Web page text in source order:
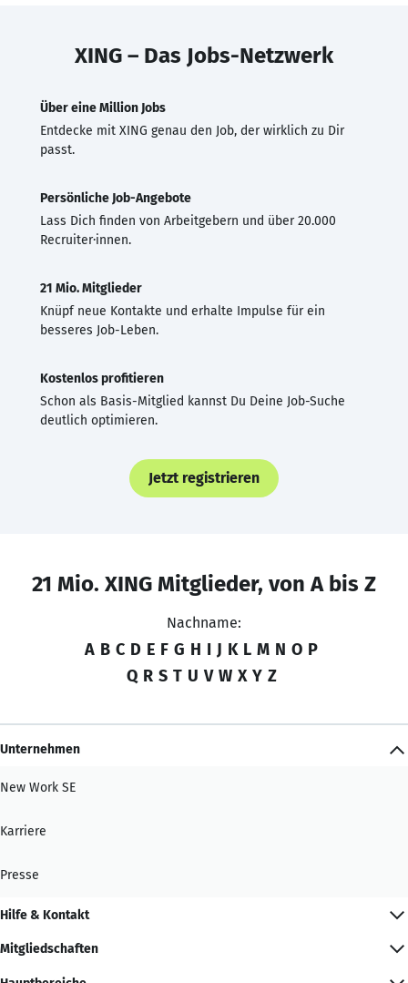
XING – Das Jobs-Netzwerk
Über eine Million Jobs
Entdecke mit XING genau den Job, der wirklich zu Dir
passt.
Persönliche Job-Angebote
Lass Dich finden von Arbeitgebern und über 20.000
Recruiter·innen.
21 Mio. Mitglieder
Knüpf neue Kontakte und erhalte Impulse für ein
besseres Job-Leben.
Kostenlos profitieren
Schon als Basis-Mitglied kannst Du Deine Job-Suche
deutlich optimieren.
Jetzt registrieren
21 Mio. XING Mitglieder, von A bis Z
Nachname:
A B C D E F G H I J K L M N O P
Q R S T U V W X Y Z
Unternehmen
New Work SE
Karriere
Presse
Hilfe & Kontakt
Mitgliedschaften